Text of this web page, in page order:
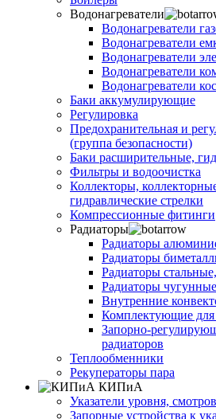
Водонагреватели
Водонагреватели
Водонагреватели
Водонагреватели
Водонагреватели
Водонагреватели
Баки аккумулирующие
Регулировка
Предохранительная и
(группа безопасности)
Баки расширительные,
Фильтры и водоочистка
Коллекторы,
гидравлические стрелки
Компрессионные фитинги
Радиаторы
Радиаторы
Радиаторы
Радиаторы
Радиаторы чугунные
Внутренние
Комплектующие для
Запорно-
радиаторов
Теплообменники
Рекуператоры пара
КИПиА
Указатели уровня,
Запорные устройства к